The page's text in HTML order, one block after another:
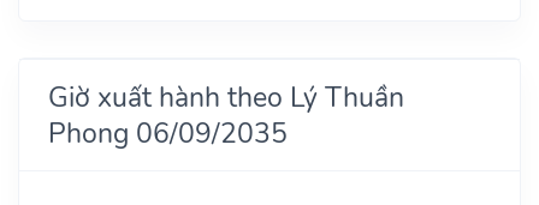
Giờ xuất hành theo Lý Thuần
Phong 06/09/2035